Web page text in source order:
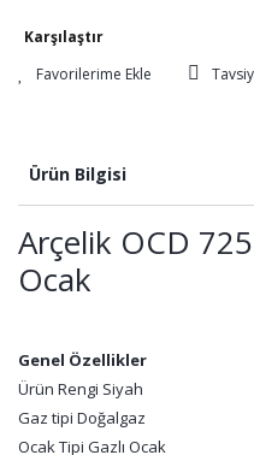
Karşılaştır
Ürün Bilgisi
Arçelik OCD
Ocak
Genel Özellikler
Ürün Rengi Siyah
Gaz tipi Doğalgaz
Ocak Tipi Gazlı Ocak